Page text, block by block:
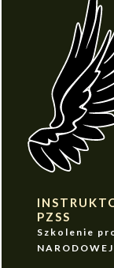
PZSS
Szkolenie
NARODOWEJ